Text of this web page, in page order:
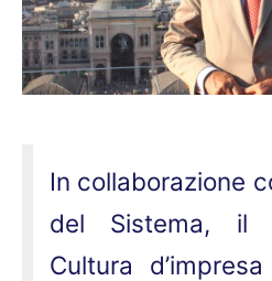
In collaborazione
del Sistema, il
Cultura